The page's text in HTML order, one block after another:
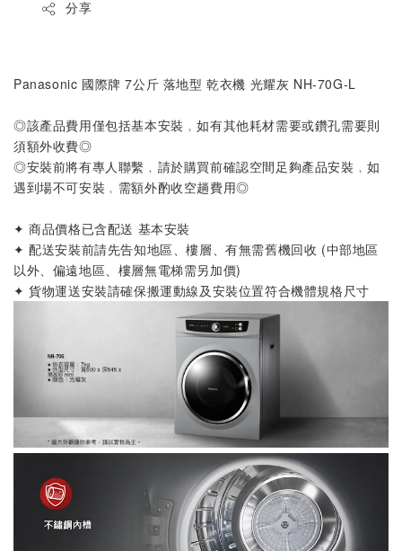
分享
Panasonic 國際牌 7公斤 落地型 乾衣機 光耀灰 NH-70G-L
◎該產品費用僅包括基本安裝﹐如有其他耗材需要或鑽孔需要則
須額外收費◎
◎安裝前將有專人聯繫﹐請於購買前確認空間足夠產品安裝﹐如
遇到場不可安裝﹐需額外酌收空趟費用◎
✦ 商品價格已含配送 基本安裝
✦ 配送安裝前請先告知地區、樓層、有無需舊機回收 (中部地區
以外、偏遠地區、樓層無電梯需另加價)
✦ 貨物運送安裝請確保搬運動線及安裝位置符合機體規格尺寸